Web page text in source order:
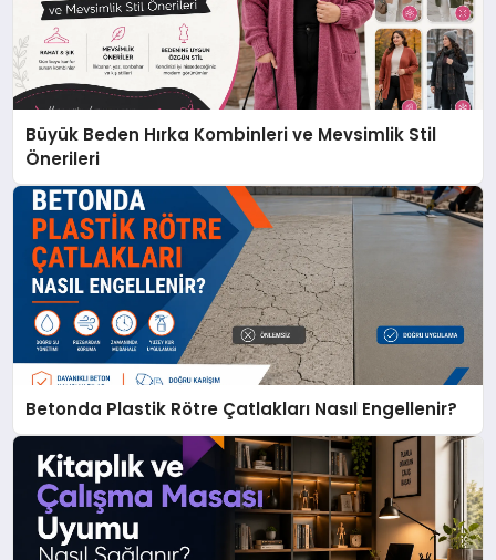
Büyük Beden Hırka Kombinleri ve Mevsimlik Stil
Önerileri
Betonda Plastik Rötre Çatlakları Nasıl Engellenir?